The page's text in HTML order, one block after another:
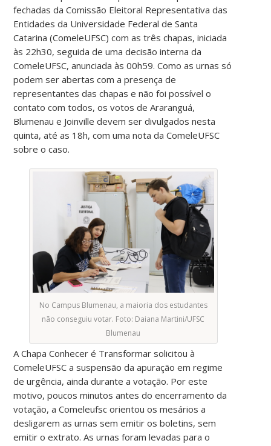
fechadas da Comissão Eleitoral Representativa das
Entidades da Universidade Federal de Santa
Catarina (ComeleUFSC) com as três chapas, iniciada
às 22h30, seguida de uma decisão interna da
ComeleUFSC, anunciada às 00h59. Como as urnas só
podem ser abertas com a presença de
representantes das chapas e não foi possível o
contato com todos, os votos de Araranguá,
Blumenau e Joinville devem ser divulgados nesta
quinta, até as 18h, com uma nota da ComeleUFSC
sobre o caso.
No Campus Blumenau, a maioria dos estudantes
não conseguiu votar. Foto: Daiana Martini/UFSC
Blumenau
A Chapa Conhecer é Transformar solicitou à
ComeleUFSC a suspensão da apuração em regime
de urgência, ainda durante a votação. Por este
motivo, poucos minutos antes do encerramento da
votação, a Comeleufsc orientou os mesários a
desligarem as urnas sem emitir os boletins, sem
emitir o extrato. As urnas foram levadas para o